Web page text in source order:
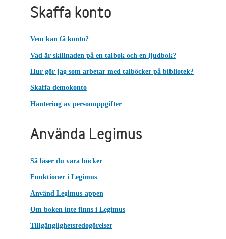
Skaffa konto
Vem kan få konto?
Vad är skillnaden på en talbok och en ljudbok?
Hur gör jag som arbetar med talböcker på bibliotek?
Skaffa demokonto
Hantering av personuppgifter
Använda Legimus
Så läser du våra böcker
Funktioner i Legimus
Använd Legimus-appen
Om boken inte finns i Legimus
Tillgänglighetsredogörelser